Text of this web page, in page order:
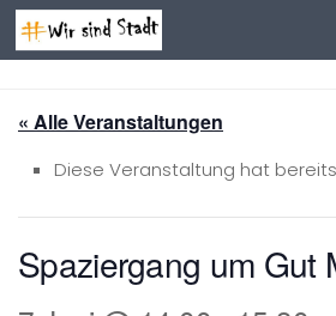
Zum Inhalt springen
« Alle Veranstaltungen
Diese Veranstaltung hat
Spaziergang um Gut